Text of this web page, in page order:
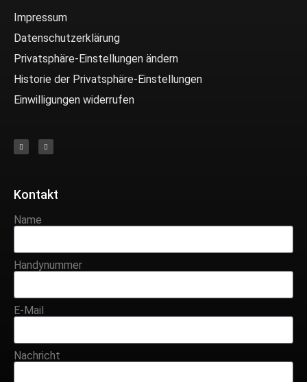
Impressum
Datenschutzerklärung
Privatsphäre-Einstellungen ändern
Historie der Privatsphäre-Einstellungen
Einwilligungen widerrufen
Kontakt
Name
Handynummer
E-Mail
Nachricht